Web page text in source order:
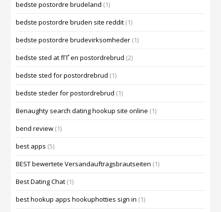
bedste postordre brudeland (1)
bedste postordre bruden site reddit (1)
bedste postordre brudevirksomheder (1)
bedste sted at fГҐ en postordrebrud (2)
bedste sted for postordrebrud (1)
bedste steder for postordrebrud (1)
Benaughty search dating hookup site online (1)
bend review (1)
best apps (5)
BEST bewertete Versandauftragsbrautseiten (1)
Best Dating Chat (1)
best hookup apps hookuphotties sign in (1)